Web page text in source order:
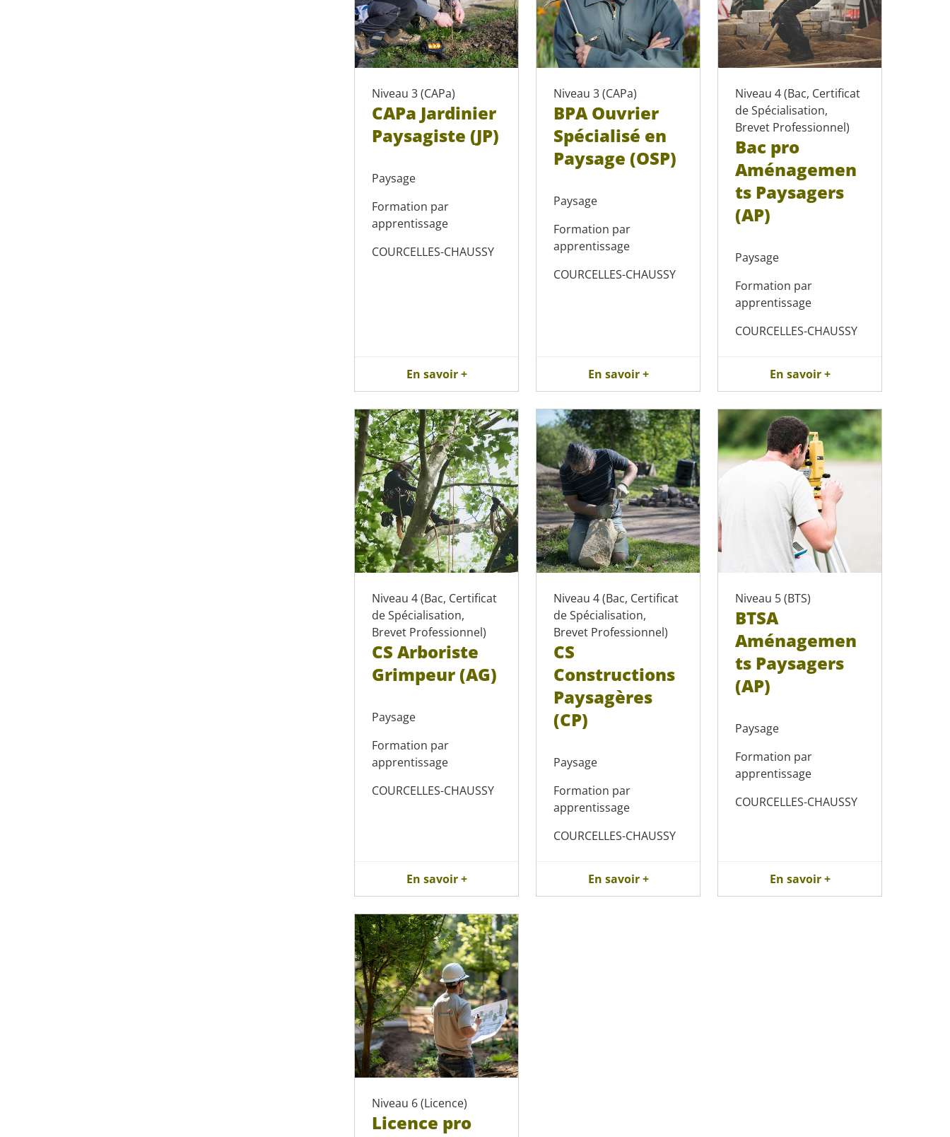
Niveau 3 (CAPa)
CAPa Jardinier
Paysagiste (JP)
Paysage
Formation par
apprentissage
COURCELLES-CHAUSSY
En savoir +
Niveau 3 (CAPa)
BPA Ouvrier
Spécialisé en
Paysage (OSP)
Paysage
Formation par
apprentissage
COURCELLES-CHAUSSY
En savoir +
Niveau 4 (Bac, Certificat
de Spécialisation,
Brevet Professionnel)
Bac pro
Aménagemen
ts Paysagers
(AP)
Paysage
Formation par
apprentissage
COURCELLES-CHAUSSY
En savoir +
Niveau 4 (Bac, Certificat
de Spécialisation,
Brevet Professionnel)
CS Arboriste
Grimpeur (AG)
Paysage
Formation par
apprentissage
COURCELLES-CHAUSSY
En savoir +
Niveau 4 (Bac, Certificat
de Spécialisation,
Brevet Professionnel)
CS
Constructions
Paysagères
(CP)
Paysage
Formation par
apprentissage
COURCELLES-CHAUSSY
En savoir +
Niveau 5 (BTS)
BTSA
Aménagemen
ts Paysagers
(AP)
Paysage
Formation par
apprentissage
COURCELLES-CHAUSSY
En savoir +
Niveau 6 (Licence)
Licence pro